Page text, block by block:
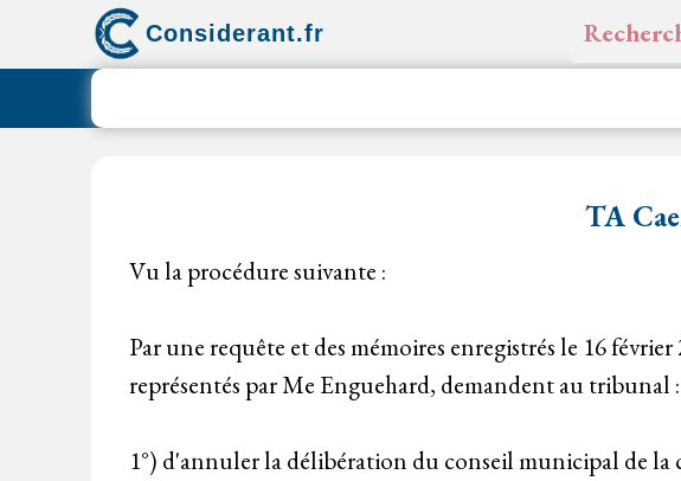
Considerant.fr Rechercher :
TA
Vu la procédure suivante :
Par une requête et des mémoires enregistrés le 16
représentés par Me Enguehard, demandent au tribunal :
1°) d'annuler la délibération du conseil municipal de